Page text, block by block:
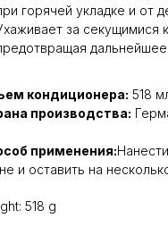
горячей укладке и от
за секущимися
кондиционера: 518
производства:
применения:
и оставить на
518 g